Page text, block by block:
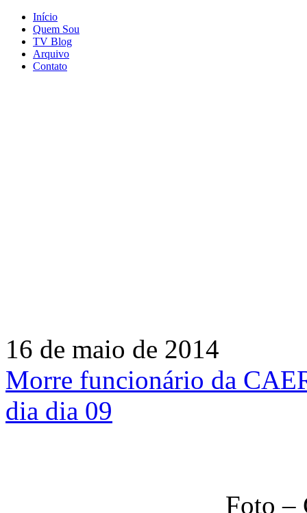
Início
Quem Sou
TV Blog
Arquivo
Contato
16 de maio de 2014
Morre funcionário da
dia dia 09
Foto –